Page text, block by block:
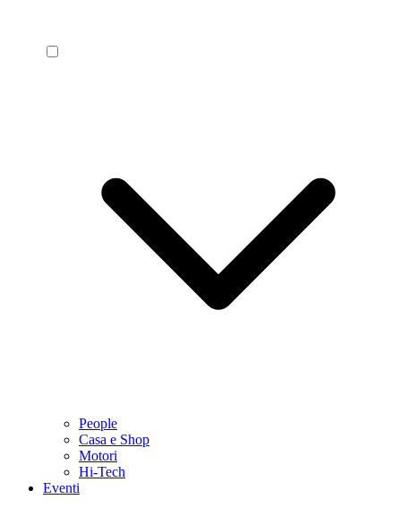
People
Casa e Shop
Motori
Hi-Tech
Eventi